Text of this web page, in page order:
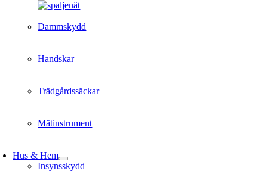
Dammskydd
Handskar
Trädgårdssäckar
Mätinstrument
Hus & Hem
Insynsskydd